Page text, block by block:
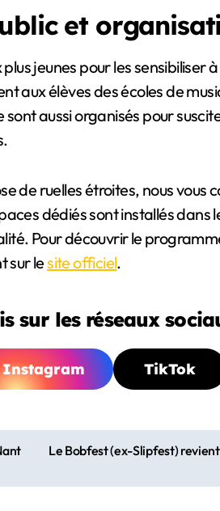
et
jeunes pour les sensibiliser
aux élèves des écoles de
aussi organisés pour
de ruelles étroites, nous vous
dédiés sont installés dans
Pour découvrir le
sur lesite officiel.
sur les réseaux
Instagram TikTok
Le Bobfest (ex-Slipfest)